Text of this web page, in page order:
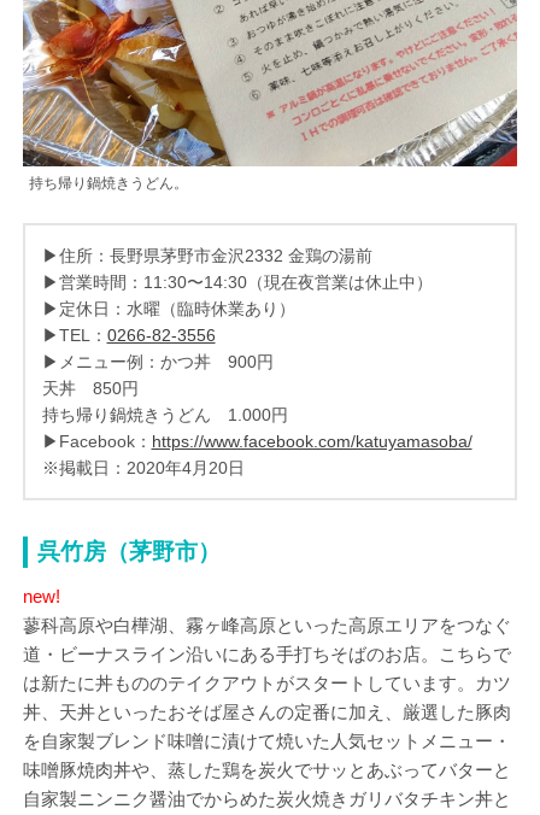
持ち帰り鍋焼きうどん。
▶住所：長野県茅野市金沢2332 金鶏の湯前
▶営業時間：11:30〜14:30（現在夜営業は休止中）
▶定休日：水曜（臨時休業あり）
▶TEL： 0266-82-3556
▶メニュー例：かつ丼 900円
天丼 850円
持ち帰り鍋焼きうどん 1.000円
▶Facebook： https://www.facebook.com/katuyamasoba/
※掲載日：2020年4月20日
呉竹房（茅野市）
new!
蓼科高原や白樺湖、霧ヶ峰高原といった高原エリアをつなぐ
道・ビーナスライン沿いにある手打ちそばのお店。こちらで
は新たに丼もののテイクアウトがスタートしています。カツ
丼、天丼といったおそば屋さんの定番に加え、厳選した豚肉
を自家製ブレンド味噌に漬けて焼いた人気セットメニュー・
味噌豚焼肉丼や、蒸した鶏を炭火でサッとあぶってバターと
自家製ニンニク醤油でからめた炭火焼きガリバタチキン丼と